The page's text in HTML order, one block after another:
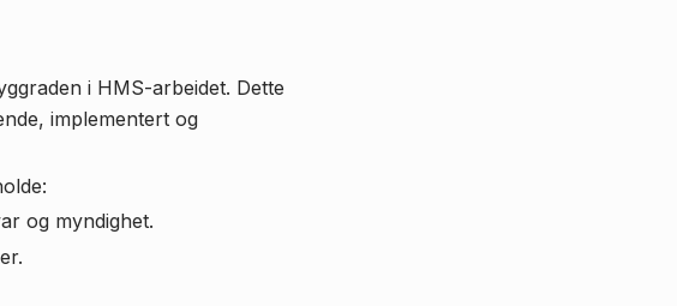
i HMS-arbeidet. Dette
implementert og
og myndighet.